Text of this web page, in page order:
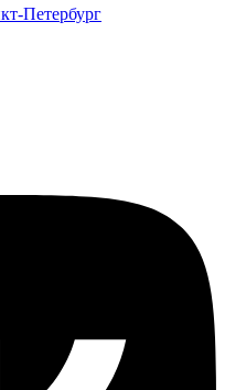
Петербург